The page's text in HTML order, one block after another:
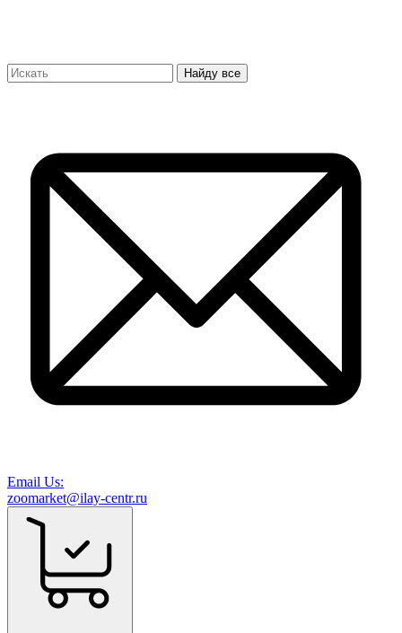
Найду все
Email Us:
zoomarket@ilay-centr.ru